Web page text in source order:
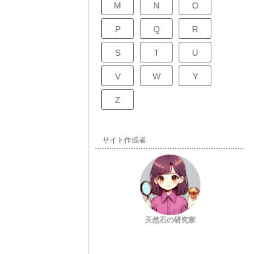
M N O
P Q R
S T U
V W Y
Z
サイト作成者
天然石の研究家